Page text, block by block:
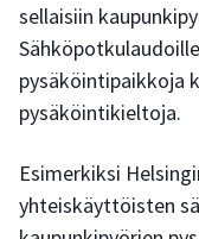
sellaisiin
pysäköintipaikkoja
pysäköintikieltoja.
Esimerkiksi
yhteiskäyttöisten